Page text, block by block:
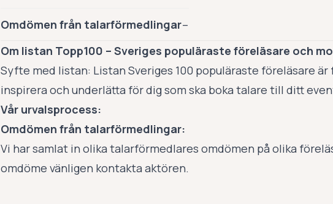
Omdömen från talarförmedlingar–
Om listan Topp100 – Sveriges populäraste föreläsare och
Syfte med listan: Listan Sveriges 100 populäraste föreläsare
inspirera och underlätta för dig som ska boka talare till ditt
Vår urvalsprocess:
Omdömen från talarförmedlingar:
Vi har samlat in olika talarförmedlares omdömen på olika
omdöme vänligen kontakta aktören.